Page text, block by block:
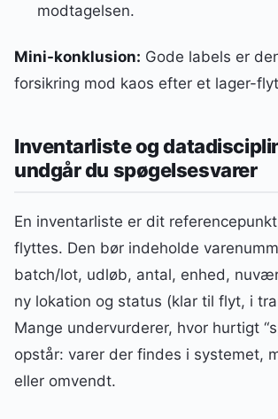
modtagelsen.
Mini-konklusion: Gode labels er
forsikring mod kaos efter et lager-
Inventarliste og
undgår du spøgelsesvarer
En inventarliste er dit
flyttes. Den bør indeholde
batch/lot, udløb, antal, enhed,
ny lokation og status (klar til flyt, i
Mange undervurderer, hvor hurtigt
opstår: varer der findes i systemet,
eller omvendt.